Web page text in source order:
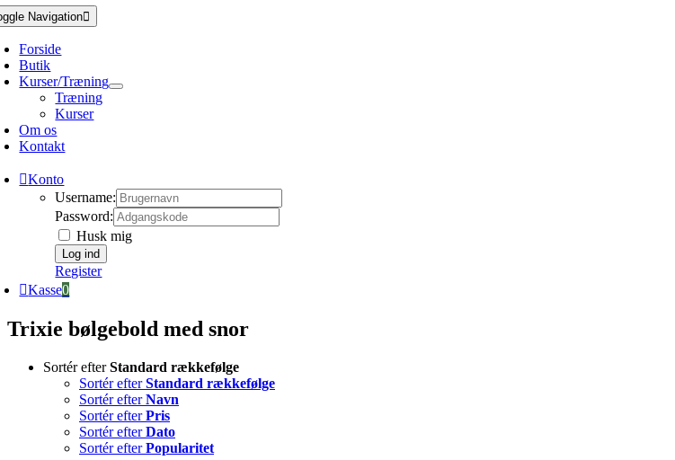
Navigation
Forside
Butik
Kurser/Træning
Træning
Kurser
Om os
Kontakt
Konto
Username:
Password:
Husk mig
Register
Kasse0
Trixie bølgebold med snor
Sortér efterStandard rækkefølge
Sortér efterStandard rækkefølge
Sortér efterNavn
Sortér efterPris
Sortér efterDato
Sortér efterPopularitet